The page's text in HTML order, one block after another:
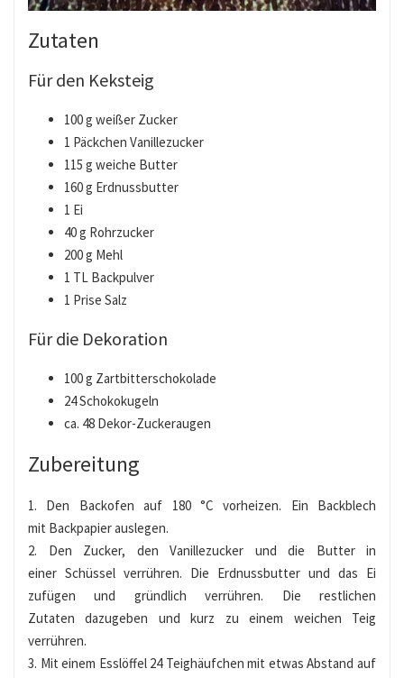
Zutaten
Für den Keksteig
100 g weißer Zucker
1 Päckchen Vanillezucker
115 g weiche Butter
160 g Erdnussbutter
1 Ei
40 g Rohrzucker
200 g Mehl
1 TL Backpulver
1 Prise Salz
Für die Dekoration
100 g Zartbitterschokolade
24 Schokokugeln
ca. 48 Dekor-Zuckeraugen
Zubereitung
1. Den Backofen auf 180 °C vorheizen. Ein Backblech
mit Backpapier auslegen.
2. Den Zucker, den Vanillezucker und die Butter in
einer Schüssel verrühren. Die Erdnussbutter und das Ei
zufügen und gründlich verrühren. Die restlichen
Zutaten dazugeben und kurz zu einem weichen Teig
verrühren.
3. Mit einem Esslöffel 24 Teighäufchen mit etwas Abstand auf